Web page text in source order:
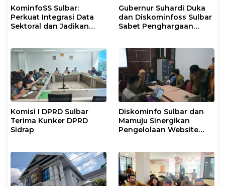
KominfoSS Sulbar:
Perkuat Integrasi Data
Sektoral dan Jadikan
Gubernur Suhardi Duka
dan Diskominfoss Sulbar
Sabet Penghargaan
Komisi I DPRD Sulbar
Terima Kunker DPRD
Sidrap
Diskominfo Sulbar dan
Mamuju Sinergikan
Pengelolaan Website